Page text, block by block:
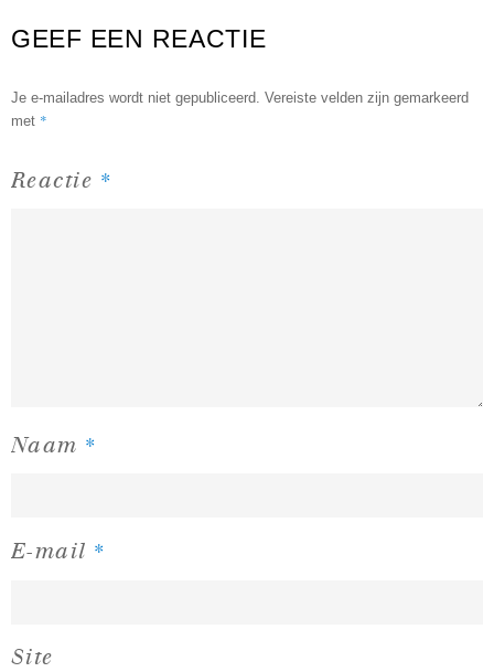
GEEF EEN REACTIE
Je e-mailadres wordt niet gepubliceerd. Vereiste velden zijn gemarkeerd
met *
Reactie *
Naam *
E-mail *
Site